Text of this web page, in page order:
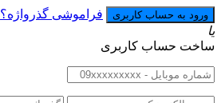
فراموشی گذرواژه؟
یا
ساخت حساب کاربری